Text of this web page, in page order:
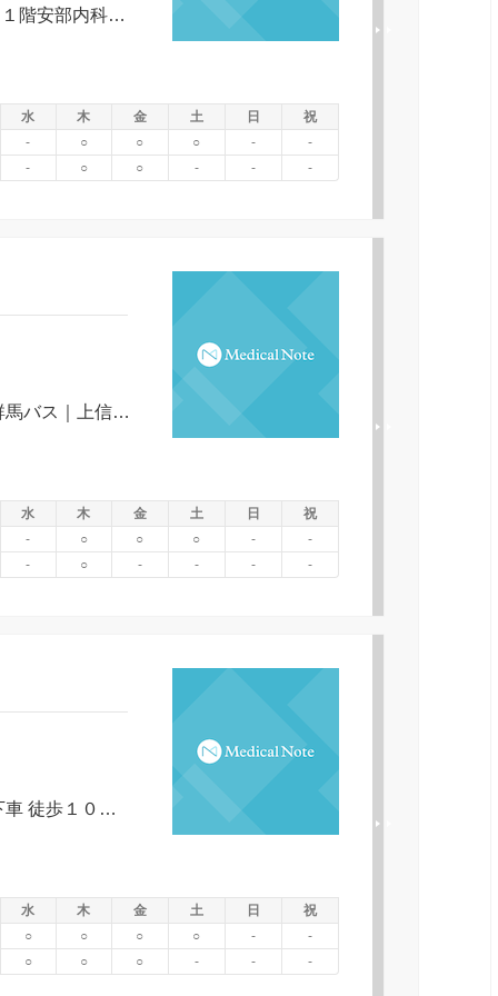
毛線前橋駅南口より西方へ徒歩５分，１階安部内科医院
水 木 金 土 日
祝
-
○ ○ ○ -
-
-
○ ○ - - -
両毛線前橋駅より北西へ徒歩１０分 群馬バス｜上信バス本町一丁目バス停より南方へ徒歩３分
水 木 金 土 日
祝
-
○ ○ ○ -
-
-
○ - - - -
前橋駅より 富士見温泉行県民会館前下車 徒歩１０分 マイバス北循環清王寺前 徒歩０分 前橋駅より タクシーで１０分
水 木 金 土 日
祝
○
○ ○ ○ -
-
○
○ ○ - - -